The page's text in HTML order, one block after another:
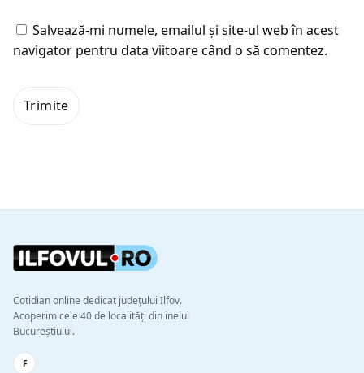
Salvează-mi numele, emailul și site-ul web în acest
navigator pentru data viitoare când o să comentez.
Cotidian online dedicat județului Ilfov.
Acoperim cele 40 de localități din inelul
Bucureștiului.
F